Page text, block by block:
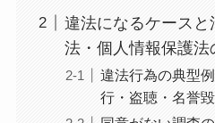
違法になるケース
法・個人情報保護法
違法行為の典型
行・盗聴・名誉